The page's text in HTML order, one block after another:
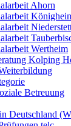
Ahorn
Wertheim
Kolping
Betreuung
Deutschland